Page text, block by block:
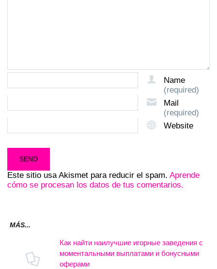
Name
(required)
Mail
(required)
Website
Este sitio usa Akismet para reducir el spam. Aprende
cómo se procesan los datos de tus comentarios.
MÁS...
Как найти наилучшие игорные заведения с
моментальными выплатами и бонусными
оферами